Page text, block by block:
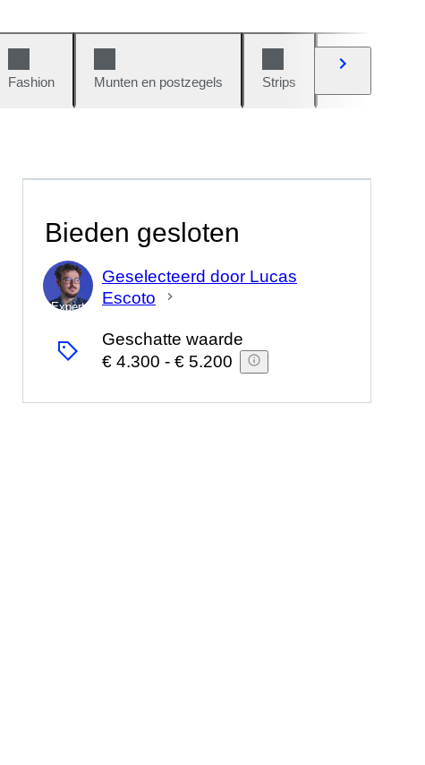
Fashion Munten en postzegels Strips
Bieden gesloten
Expert
Geselecteerd door Lucas
Escoto
Geschatte waarde
€ 4.300 - € 5.200